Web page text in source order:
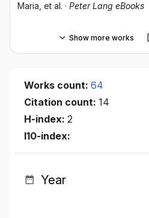
Maria , et al. · Peter Lang eBooks
Show more works
Works count: 64
Citation count: 14
H-index: 2
I10-index:
Year